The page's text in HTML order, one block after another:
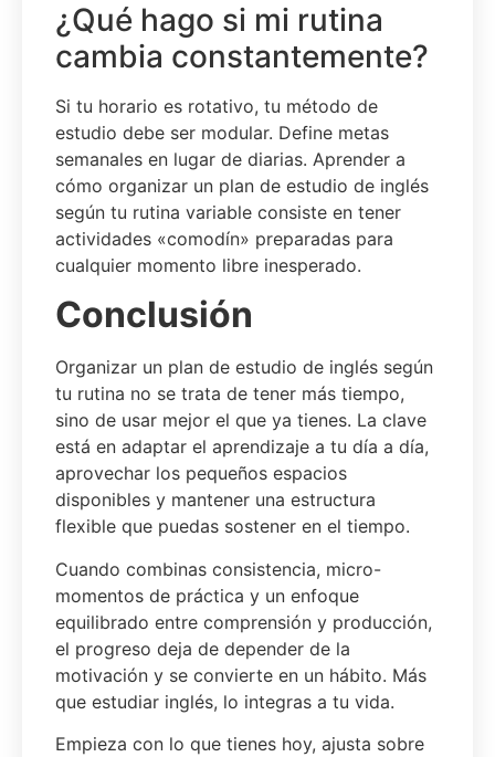
¿Qué hago si mi rutina
cambia constantemente?
Si tu horario es rotativo, tu método de
estudio debe ser modular. Define metas
semanales en lugar de diarias. Aprender a
cómo organizar un plan de estudio de inglés
según tu rutina variable consiste en tener
actividades «comodín» preparadas para
cualquier momento libre inesperado.
Conclusión
Organizar un plan de estudio de inglés según
tu rutina no se trata de tener más tiempo,
sino de usar mejor el que ya tienes. La clave
está en adaptar el aprendizaje a tu día a día,
aprovechar los pequeños espacios
disponibles y mantener una estructura
flexible que puedas sostener en el tiempo.
Cuando combinas consistencia, micro-
momentos de práctica y un enfoque
equilibrado entre comprensión y producción,
el progreso deja de depender de la
motivación y se convierte en un hábito. Más
que estudiar inglés, lo integras a tu vida.
Empieza con lo que tienes hoy, ajusta sobre